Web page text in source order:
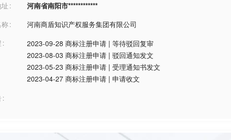
河南省南阳市************
河南商盾知识产权服务集团有限公司
2023-09-28 商标注册申请 | 等待驳回复审
2023-08-03 商标注册申请 | 驳回通知发文
2023-05-23 商标注册申请 | 受理通知书发文
2023-04-27 商标注册申请 | 申请收文